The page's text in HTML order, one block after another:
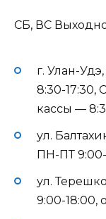
СБ, ВС
г. Улан-
8:30-17:30,
кассы —
ул.
ПН-ПТ
ул.
9:00-18:00,